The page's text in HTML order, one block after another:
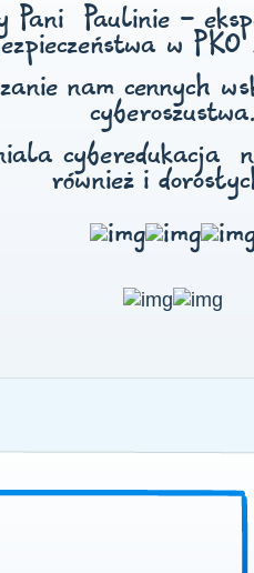
Pani Paulinie -
w
nam cennych
cyberoszustwa.
cyberedukacja
również i